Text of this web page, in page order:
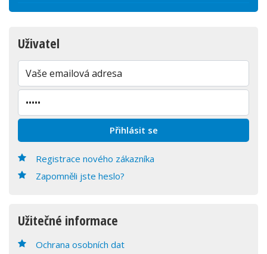
Uživatel
Registrace nového zákazníka
Zapomněli jste heslo?
Užitečné informace
Ochrana osobních dat